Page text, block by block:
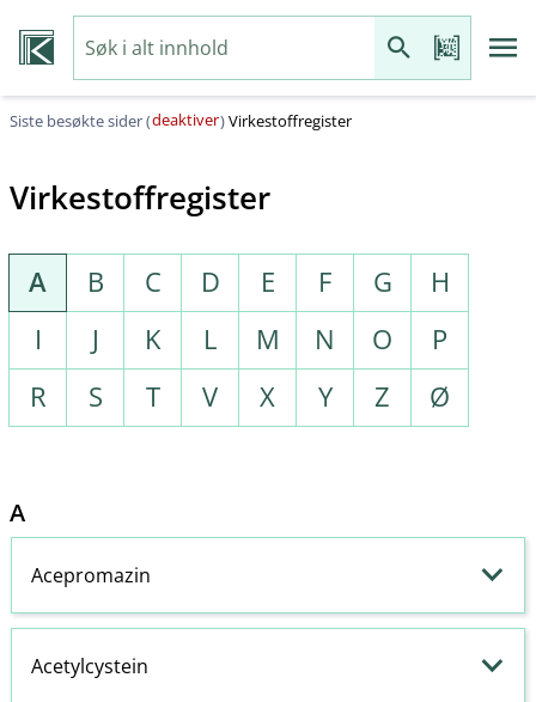
Siste besøkte sider (deaktiver)Virkestoffregister
Virkestoffregister
A B C D E F G
H
I
J K L M N O
P
R
S T V X Y Z Ø
A
Acepromazin
Acetylcystein